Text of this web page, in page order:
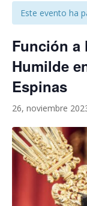
Este evento ha
Función a
Humilde
Espinas
26, noviembre